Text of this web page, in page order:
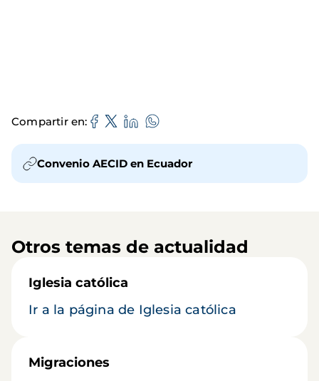
Compartir en
Convenio AECID en Ecuador
Otros temas de actualidad
Iglesia católica
Ir a la página de Iglesia católica
Migraciones